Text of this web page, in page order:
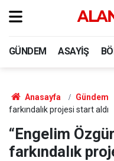
GÜNDEM ASAYIŞ
Anasayfa Gündem
farkındalık projesi start aldı
“Engelim
farkındalık